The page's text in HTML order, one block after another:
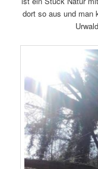
dort so aus und man